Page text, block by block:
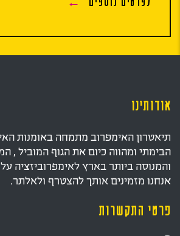
אודותינו
תיאטרון האימפרוב מתמחה באומנות
הבימתי ומהווה כיום את הגוף המוביל ,
והמנוסה ביותר בארץ לאימפרוביזציה על
אנחנו מזמינים אותך להצטרף ולאלתר.
פרטי התקשרות